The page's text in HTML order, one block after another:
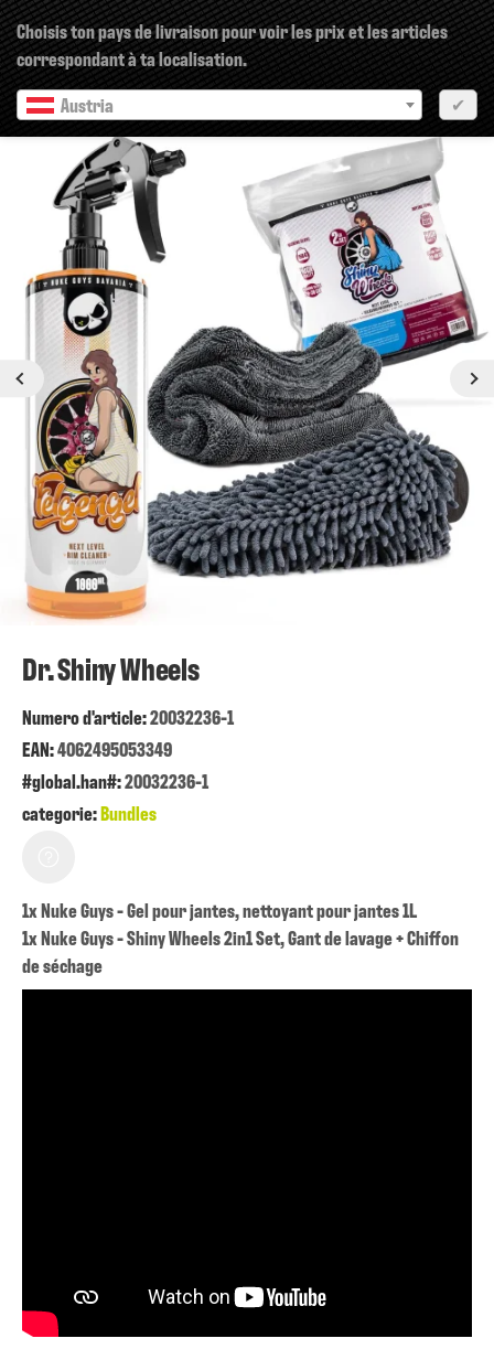
Choisis ton pays de livraison pour voir les prix et les articles
correspondant à ta localisation.
Austria
✔
pr?c?dent Prochain
Dr. Shiny Wheels
Numero d'article:20032236-1
EAN:4062495053349
#global.han#:20032236-1
categorie:Bundles
1x Nuke Guys - Gel pour jantes, nettoyant pour jantes 1L
1x Nuke Guys - Shiny Wheels 2in1 Set, Gant de lavage + Chiffon
de séchage